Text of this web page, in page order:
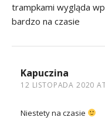
trampkami wygląda
bardzo na czasie
Kapuczina
12 LISTOPADA 2020
Niestety na czasie